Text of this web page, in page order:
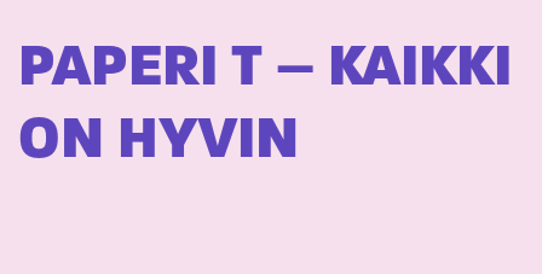
PAPERI T – KAIKKI
ON HYVIN